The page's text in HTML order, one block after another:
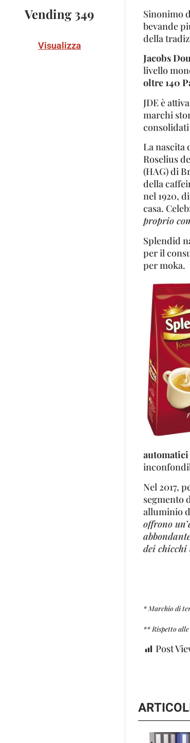
Vending 349
Visualizza
Sinonimo
bevande
della
Jacobs
livello
oltre 140
JDE è
marchi
La nascita
Roselius
(HAG) di
della
nel 1920,
casa.
proprio
Splendid
per il
per moka.
Nel 2017,
segmento
alluminio
offrono
dei chicchi
* Marchio di
** Rispetto alle
Post